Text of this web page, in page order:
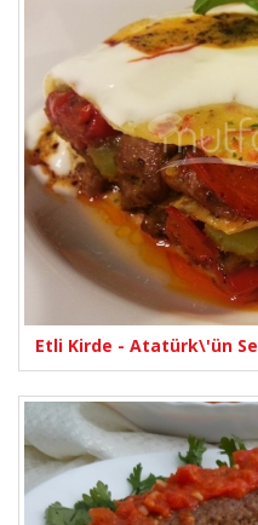
Etli Kirde - Atatürk\'ün